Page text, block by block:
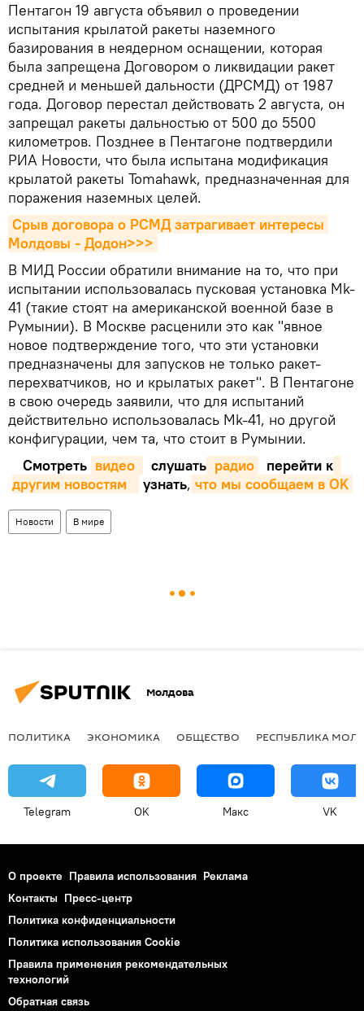
Пентагон 19 августа объявил о проведении
испытания крылатой ракеты наземного
базирования в неядерном оснащении, которая
была запрещена Договором о ликвидации ракет
средней и меньшей дальности (ДРСМД) от 1987
года. Договор перестал действовать 2 августа, он
запрещал ракеты дальностью от 500 до 5500
километров. Позднее в Пентагоне подтвердили
РИА Новости, что была испытана модификация
крылатой ракеты Tomahawk, предназначенная для
поражения наземных целей.
Срыв договора о РСМД затрагивает интересы
Молдовы - Додон>>>
В МИД России обратили внимание на то, что при
испытании использовалась пусковая установка Mk-
41 (такие стоят на американской военной базе в
Румынии). В Москве расценили это как "явное
новое подтверждение того, что эти установки
предназначены для запусков не только ракет-
перехватчиков, но и крылатых ракет". В Пентагоне
в свою очередь заявили, что для испытаний
действительно использовалась Mk-41, но другой
конфигурации, чем та, что стоит в Румынии.
Смотреть видео слушать радио
перейти к
другим новостям
узнать, что мы сообщаем в OK
Новости В мире
Молдова
ПОЛИТИКА ЭКОНОМИКА ОБЩЕСТВО РЕСПУБЛИКА
Telegram OK Макс VK
О проекте Правила использования Реклама
Контакты Пресс-центр
Политика конфиденциальности
Политика использования Cookie
Правила применения рекомендательных
технологий
Обратная связь